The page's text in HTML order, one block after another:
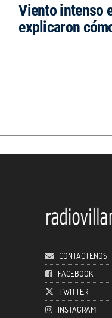
Viento intenso
explicaron
CONTACTENOS
FACEBOOK
TWITTER
INSTAGRAM